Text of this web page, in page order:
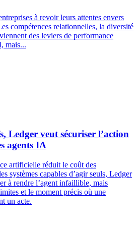
à revoir leurs attentes envers
compétences relationnelles, la diversité
des leviers de performance
mais...
Ledger veut sécuriser l’action
agents IA
artificielle réduit le coût des
systèmes capables d’agir seuls, Ledger
à rendre l’agent infaillible, mais
et le moment précis où une
un acte.